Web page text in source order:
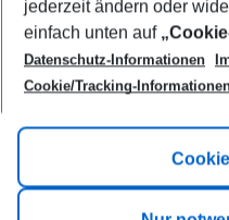
Footer
Footer navigation
Title A
Link A
jederzeit ändern oder
einfach unten auf
Datenschutz-Informationen
Cookie/Tracking-